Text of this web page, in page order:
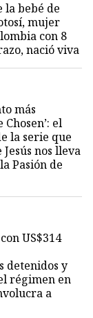
la bebé de
mujer
con 8
nació viva
más
Chosen’: el
la serie que
nos lleva
Pasión de
US$314
detenidos y
régimen en
a